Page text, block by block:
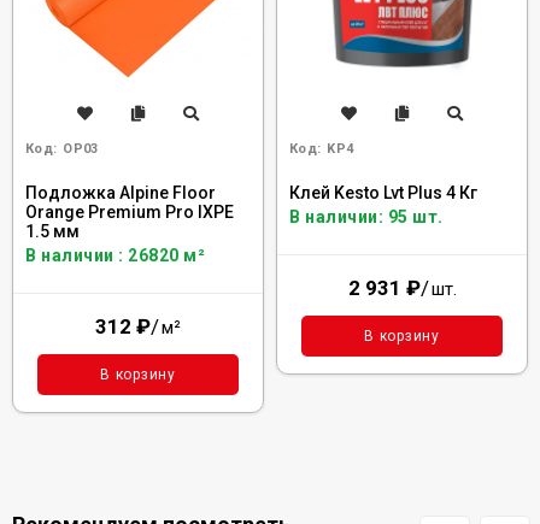
Код: OP03
Подложка Alpine Floor
Orange Premium Pro IXPE
1.5 мм
В наличии : 26820 м²
312 ₽/м²
В корзину
Код: KP4
Клей Kesto Lvt Plus 4 Кг
В наличии: 95 шт.
2 931 ₽/шт.
В корзину